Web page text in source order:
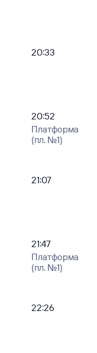
20:33
20:52
Платформа
(пл. №1)
21:07
21:47
Платформа
(пл. №1)
22:26